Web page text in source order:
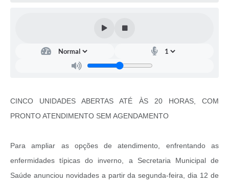
CINCO UNIDADES ABERTAS ATÉ ÀS 20 HORAS, COM
PRONTO ATENDIMENTO SEM AGENDAMENTO
Para ampliar as opções de atendimento, enfrentando as
enfermidades típicas do inverno, a Secretaria Municipal de
Saúde anunciou novidades a partir da segunda-feira, dia 12 de